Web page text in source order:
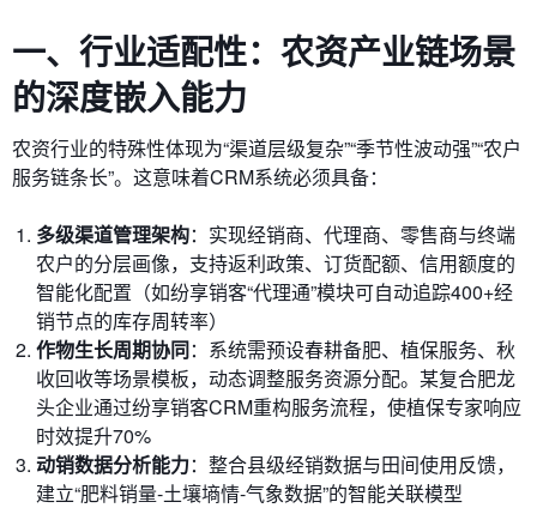
一、行业适配性：农资产业链场景
的深度嵌入能力
农资行业的特殊性体现为“渠道层级复杂”“季节性波动强”“农户
服务链条长”。这意味着CRM系统必须具备：
多级渠道管理架构：实现经销商、代理商、零售商与终端
农户的分层画像，支持返利政策、订货配额、信用额度的
智能化配置（如纷享销客“代理通”模块可自动追踪400+经
销节点的库存周转率）
作物生长周期协同：系统需预设春耕备肥、植保服务、秋
收回收等场景模板，动态调整服务资源分配。某复合肥龙
头企业通过纷享销客CRM重构服务流程，使植保专家响应
时效提升70%
动销数据分析能力：整合县级经销数据与田间使用反馈，
建立“肥料销量-土壤墒情-气象数据”的智能关联模型